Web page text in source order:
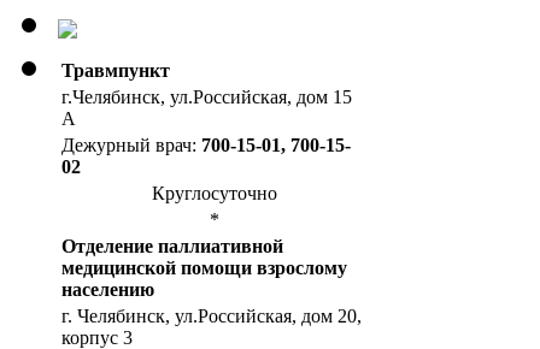
Травмпункт
г.Челябинск, ул.Российская, дом 15
А
Дежурный врач: 700-15-01, 700-15-
02
Круглосуточно
*
Отделение паллиативной
медицинской помощи взрослому
населению
г. Челябинск, ул.Российская, дом 20,
корпус 3